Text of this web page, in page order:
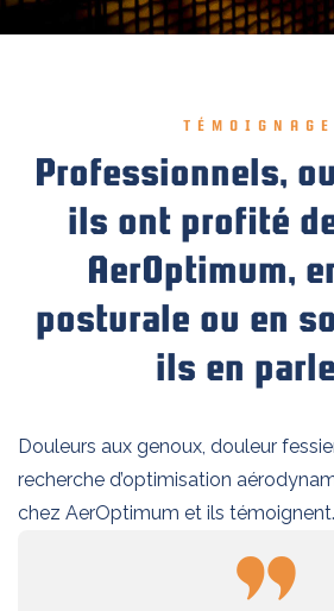
Professionnels,
ils ont profité
AerOptimum,
posturale ou en
ils en
Douleurs aux genoux, douleur
recherche d’optimisation
chez AerOptimum et ils témoignent.